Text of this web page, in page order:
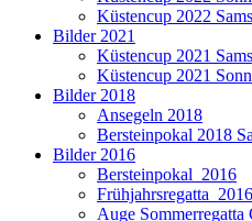
Küstencup 2022
Bilder 2021
Küstencup 2021
Küstencup 2021
Bilder 2018
Ansegeln 2018
Bersteinpokal 2018
Bilder 2016
Bersteinpokal_2016
Frühjahrsregatta_2016
Auge Sommerregatta